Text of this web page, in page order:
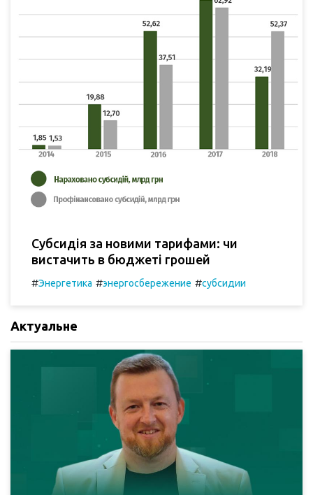
Субсидія за новими тарифами: чи
вистачить в бюджеті грошей
#Энергетика #энергосбережение #субсидии
Актуальне